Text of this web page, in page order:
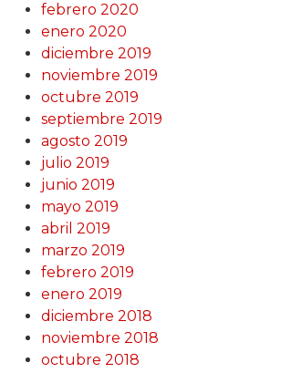
febrero 2020
enero 2020
diciembre 2019
noviembre 2019
octubre 2019
septiembre 2019
agosto 2019
julio 2019
junio 2019
mayo 2019
abril 2019
marzo 2019
febrero 2019
enero 2019
diciembre 2018
noviembre 2018
octubre 2018